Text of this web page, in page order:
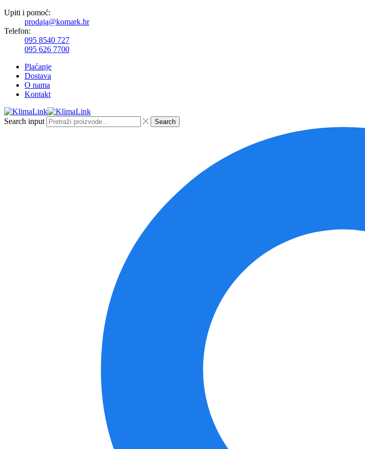
Upiti i pomoć:
prodaja@komark.hr
Telefon:
095 8540 727
095 626 7700
Plaćanje
Dostava
O nama
Kontakt
Search input Search